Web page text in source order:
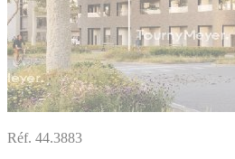
Réf. 44.3883